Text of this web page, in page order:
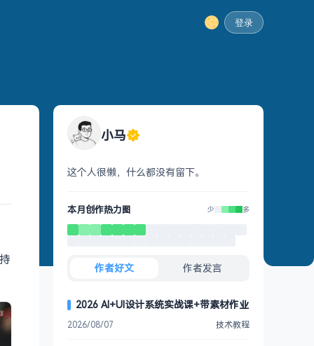
登录
小马
这个人很懒，什么都没有留下。
本月创作热力图 少 多
作者好文 作者发言
2026 AI+UI设计系统实战课+带素材作业
2026/08/07 技术教程